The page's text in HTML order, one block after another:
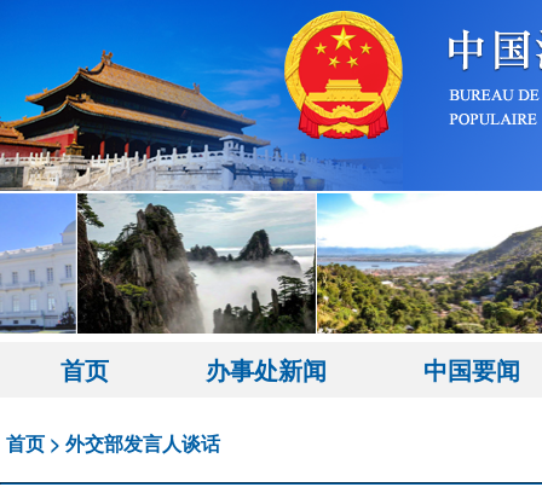
首页 办事处新闻 中国要闻
首页 > 外交部发言人谈话